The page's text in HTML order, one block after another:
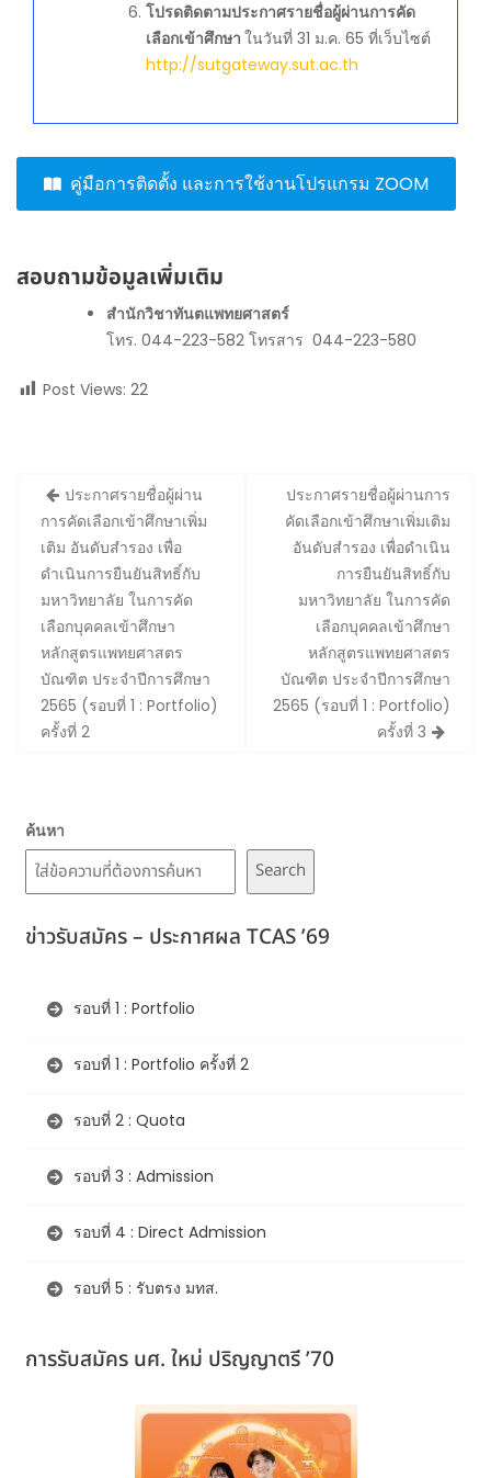
โปรดติดตามประกาศรายชื่อผู้ผ่านการคัด
เลือกเข้าศึกษา ในวันที่ 31 ม.ค. 65 ที่เว็บไซต์
http://sutgateway.sut.ac.th
คู่มือการติดตั้ง และการใช้งานโปรแกรม ZOOM
สอบถามข้อมูลเพิ่มเติม
สำนักวิชาทันตแพทยศาสตร์
โทร. 044-223-582 โทรสาร 044-223-580
Post Views: 22
Post
navigation
ประกาศรายชื่อผู้ผ่าน
การคัดเลือกเข้าศึกษาเพิ่ม
เติม อันดับสำรอง เพื่อ
ดำเนินการยืนยันสิทธิ์กับ
มหาวิทยาลัย ในการคัด
เลือกบุคคลเข้าศึกษา
หลักสูตรแพทยศาสตร
บัณฑิต ประจำปีการศึกษา
2565 (รอบที่ 1 : Portfolio)
ครั้งที่ 2
ประกาศรายชื่อผู้ผ่านการ
คัดเลือกเข้าศึกษาเพิ่มเติม
อันดับสำรอง เพื่อดำเนิน
การยืนยันสิทธิ์กับ
มหาวิทยาลัย ในการคัด
เลือกบุคคลเข้าศึกษา
หลักสูตรแพทยศาสตร
บัณฑิต ประจำปีการศึกษา
2565 (รอบที่ 1 : Portfolio)
ครั้งที่ 3
ค้นหา
Search
ข่าวรับสมัคร – ประกาศผล TCAS ’69
รอบที่ 1 : Portfolio
รอบที่ 1 : Portfolio ครั้งที่ 2
รอบที่ 2 : Quota
รอบที่ 3 : Admission
รอบที่ 4 : Direct Admission
รอบที่ 5 : รับตรง มทส.
การรับสมัคร นศ. ใหม่ ปริญญาตรี ’70